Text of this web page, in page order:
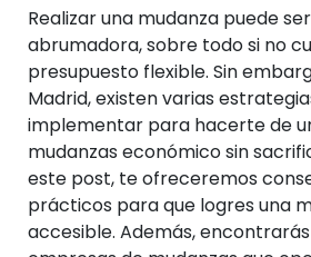
Realizar una mudanza puede
abrumadora, sobre todo si no
presupuesto flexible. Sin
Madrid, existen varias
implementar para hacerte de
mudanzas económico sin
este post, te ofreceremos
prácticos para que logres una
accesible. Además,